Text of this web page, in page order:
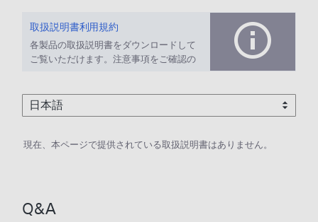
取扱説明書利用規約
各製品の取扱説明書をダウンロードして
ご覧いただけます。注意事項をご確認の
現在、本ページで提供されている取扱説明書はありません。
Q&A